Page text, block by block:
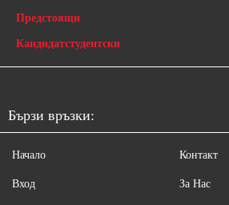
Предстоящи
Кандидатстудентски
Бързи връзки:
Начало
Вход
Контакт
За Нас